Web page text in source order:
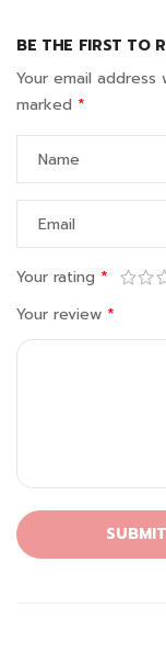
BE THE FIRST TO
Your email
marked *
Your rating *
Your review *